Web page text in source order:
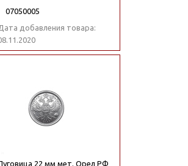
07050005
добавления товара:
22 мм мет. Орел РФ